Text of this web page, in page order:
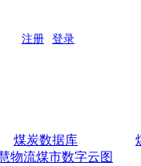
煤炭数据库
物流煤市数字云图